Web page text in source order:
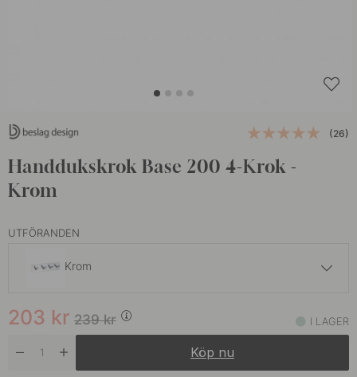
(26)
Handdukskrok Base 200 4-Krok -
Krom
UTFÖRANDEN
Krom
Borstat Rostfritt Stål I lager
I lager
239kr
203 kr I LAGER
Köp nu